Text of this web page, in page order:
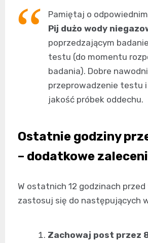
Pamiętaj o
Pij dużo wody
poprzedzającym
testu (do momentu
badania). Dobre
przeprowadzenie testu
jakość próbek oddechu.
Ostatnie godziny
– dodatkowe
W ostatnich 12 godzinach przed
zastosuj się do następujących
Zachowaj post przez